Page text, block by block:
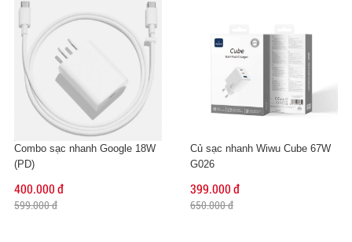
Combo sạc nhanh Google 18W
(PD)
400.000 đ
599.000 đ
Củ sạc nhanh Wiwu Cube 67W
G026
399.000 đ
650.000 đ